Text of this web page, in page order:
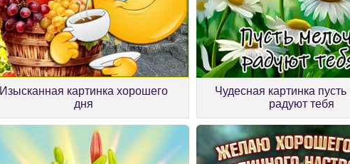
Изысканная картинка хорошего
дня
Чудесная картинка
радуют тебя